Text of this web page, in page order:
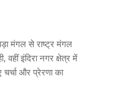
मंगल से राष्ट्र मंगल
इंदिरा नगर क्षेत्र में
और प्रेरणा का